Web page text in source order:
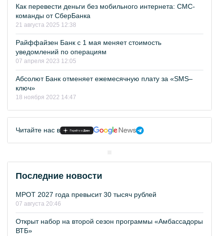
Как перевести деньги без мобильного интернета: СМС-
команды от СберБанка
21 августа 2025 12:38
Райффайзен Банк с 1 мая меняет стоимость
уведомлений по операциям
07 апреля 2023 12:05
Абсолют Банк отменяет ежемесячную плату за «SMS–
ключ»
18 ноября 2022 14:47
Читайте нас в
Последние новости
МРОТ 2027 года превысит 30 тысяч рублей
07 августа 20:46
Открыт набор на второй сезон программы «Амбассадоры
ВТБ»